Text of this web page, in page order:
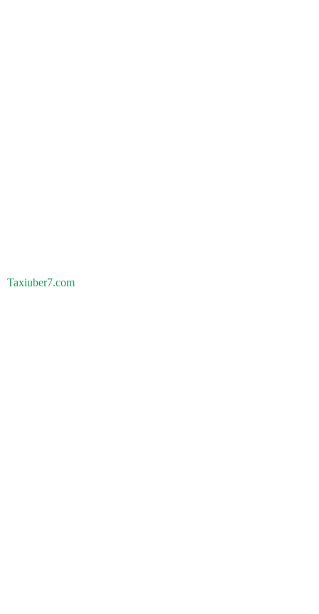
Taxiuber7.com